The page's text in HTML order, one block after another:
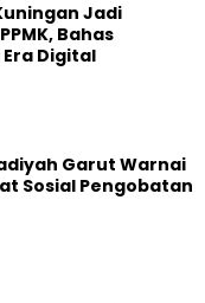
Jadi
Bahas
Digital
Garut Warnai
Sosial Pengobatan